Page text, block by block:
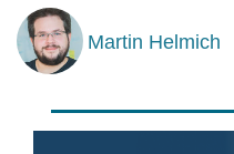
Martin Helmich